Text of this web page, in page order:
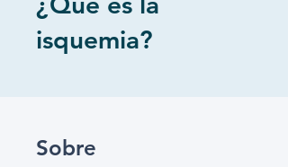
isquemia?
Sobre